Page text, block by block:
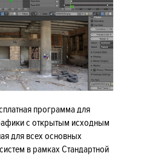
программа для
с открытым исходным
для всех основных
в рамках Стандартной